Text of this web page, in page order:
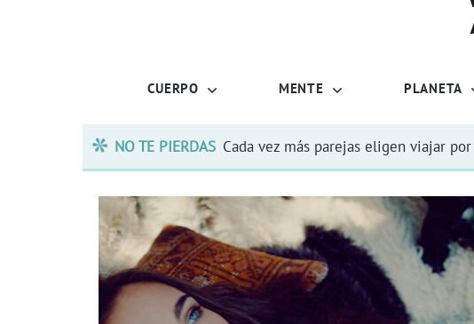
CUERPO MENTE PLANETA
NO TE PIERDAS Cada vez más parejas eligen viajar